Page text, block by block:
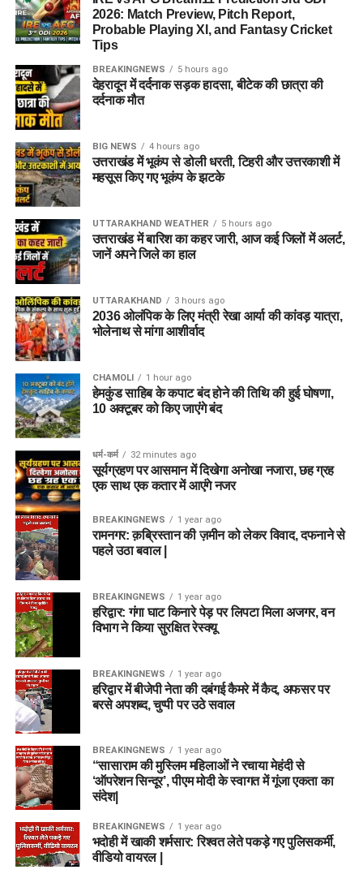
2026: Match Preview, Pitch Report,
Probable Playing XI, and Fantasy Cricket
Tips
BREAKINGNEWS 5 hours ago
देहरादून में दर्दनाक सड़क हादसा, बीटेक की छात्रा की
दर्दनाक मौत
BIG NEWS 4 hours ago
उत्तराखंड में भूकंप से डोली धरती, टिहरी और उत्तरकाशी में
महसूस किए गए भूकंप के झटके
UTTARAKHAND WEATHER 5 hours ago
उत्तराखंड में बारिश का कहर जारी, आज कई जिलों में अलर्ट,
जानें अपने जिले का हाल
UTTARAKHAND 3 hours ago
2036 ओलंपिक के लिए मंत्री रेखा आर्या की कांवड़ यात्रा,
भोलेनाथ से मांगा आशीर्वाद
CHAMOLI 1 hour ago
हेमकुंड साहिब के कपाट बंद होने की तिथि की हुई घोषणा,
10 अक्टूबर को किए जाएंंगे बंद
धर्म-कर्म 32 minutes ago
सूर्यग्रहण पर आसमान में दिखेगा अनोखा नजारा, छह ग्रह
एक साथ एक कतार में आएंगे नजर
BREAKINGNEWS 1 year ago
रामनगर: क़ब्रिस्तान की ज़मीन को लेकर विवाद, दफनाने से
पहले उठा बवाल |
BREAKINGNEWS 1 year ago
हरिद्वार: गंगा घाट किनारे पेड़ पर लिपटा मिला अजगर, वन
विभाग ने किया सुरक्षित रेस्क्यू
BREAKINGNEWS 1 year ago
हरिद्वार में बीजेपी नेता की दबंगई कैमरे में कैद, अफसर पर
बरसे अपशब्द, चुप्पी पर उठे सवाल
BREAKINGNEWS 1 year ago
“सासाराम की मुस्लिम महिलाओं ने रचाया मेहंदी से
‘ऑपरेशन सिन्दूर’, पीएम मोदी के स्वागत में गूंजा एकता का
संदेश|
BREAKINGNEWS 1 year ago
भदोही में खाकी शर्मसार: रिश्वत लेते पकड़े गए पुलिसकर्मी,
वीडियो वायरल |